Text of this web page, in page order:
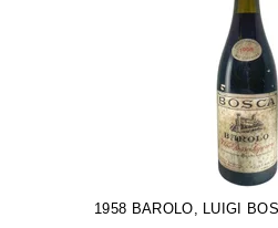
1958 BAROLO, LUIGI